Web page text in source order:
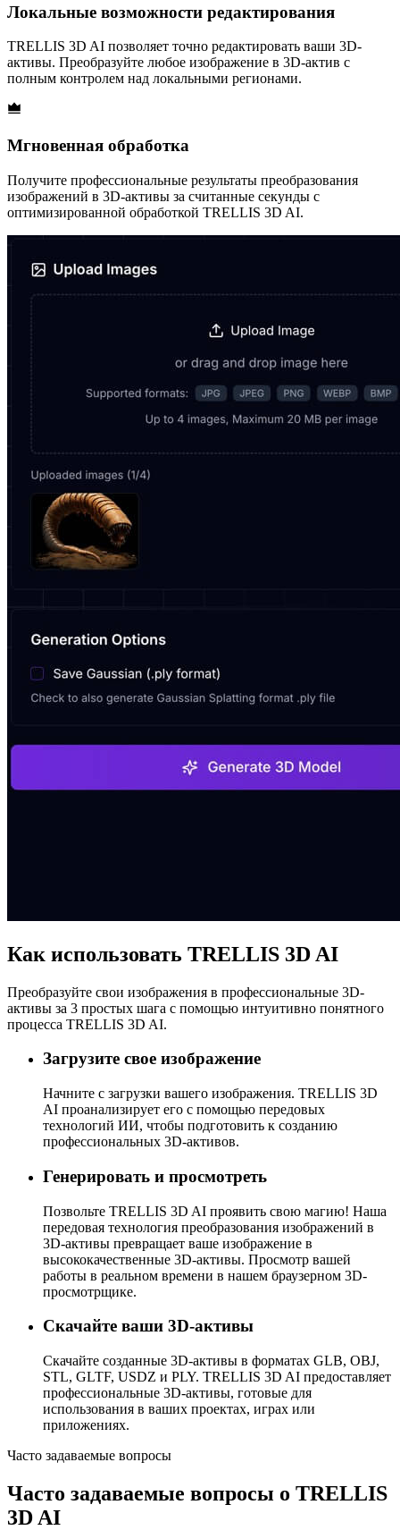
Локальные возможности редактирования
TRELLIS 3D AI позволяет точно редактировать ваши 3D-
активы. Преобразуйте любое изображение в 3D-актив с
полным контролем над локальными регионами.
Мгновенная обработка
Получите профессиональные результаты преобразования
изображений в 3D-активы за считанные секунды с
оптимизированной обработкой TRELLIS 3D AI.
Как использовать TRELLIS 3D AI
Преобразуйте свои изображения в профессиональные 3D-
активы за 3 простых шага с помощью интуитивно понятного
процесса TRELLIS 3D AI.
Загрузите свое изображение
Начните с загрузки вашего изображения. TRELLIS 3D
AI проанализирует его с помощью передовых
технологий ИИ, чтобы подготовить к созданию
профессиональных 3D-активов.
Генерировать и просмотреть
Позвольте TRELLIS 3D AI проявить свою магию! Наша
передовая технология преобразования изображений в
3D-активы превращает ваше изображение в
высококачественные 3D-активы. Просмотр вашей
работы в реальном времени в нашем браузерном 3D-
просмотрщике.
Скачайте ваши 3D-активы
Скачайте созданные 3D-активы в форматах GLB, OBJ,
STL, GLTF, USDZ и PLY. TRELLIS 3D AI предоставляет
профессиональные 3D-активы, готовые для
использования в ваших проектах, играх или
приложениях.
Часто задаваемые вопросы
Часто задаваемые вопросы о TRELLIS
3D AI